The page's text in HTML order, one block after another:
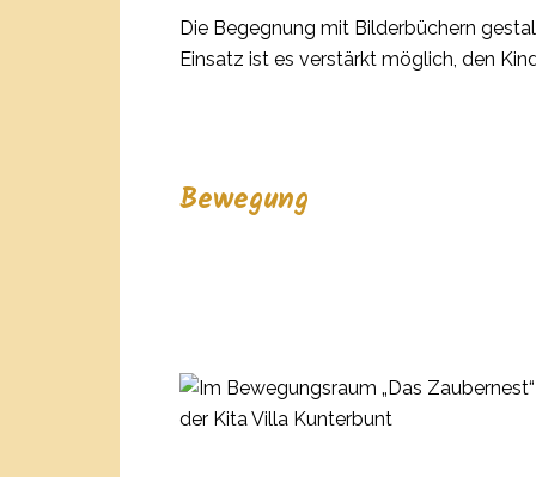
Die Begegnung mit Bilderbüchern
Einsatz ist es verstärkt möglich, den
Bewegung